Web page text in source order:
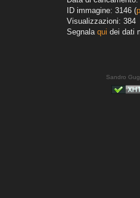
ID immagine: 3146 (
Visualizzazioni: 384
Segnala qui dei dati
Sandro